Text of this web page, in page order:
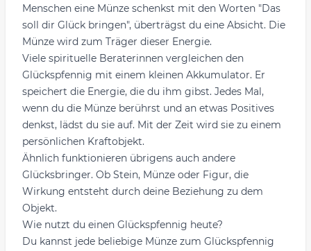
Menschen eine Münze schenkst mit den Worten "Das
soll dir Glück bringen", überträgst du eine Absicht. Die
Münze wird zum Träger dieser Energie.
Viele spirituelle Beraterinnen vergleichen den
Glückspfennig mit einem kleinen Akkumulator. Er
speichert die Energie, die du ihm gibst. Jedes Mal,
wenn du die Münze berührst und an etwas Positives
denkst, lädst du sie auf. Mit der Zeit wird sie zu einem
persönlichen Kraftobjekt.
Ähnlich funktionieren übrigens auch andere
Glücksbringer. Ob Stein, Münze oder Figur, die
Wirkung entsteht durch deine Beziehung zu dem
Objekt.
Wie nutzt du einen Glückspfennig heute?
Du kannst jede beliebige Münze zum Glückspfennig